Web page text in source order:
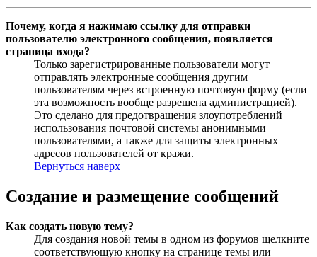
Почему, когда я нажимаю ссылку для отправки
пользователю электронного сообщения, появляется
страница входа?
Только зарегистрированные пользователи могут
отправлять электронные сообщения другим
пользователям через встроенную почтовую форму (если
эта возможность вообще разрешена администрацией).
Это сделано для предотвращения злоупотреблений
использования почтовой системы анонимными
пользователями, а также для защиты электронных
адресов пользователей от кражи.
Вернуться наверх
Создание и размещение сообщений
Как создать новую тему?
Для создания новой темы в одном из форумов щелкните
соответствующую кнопку на странице темы или